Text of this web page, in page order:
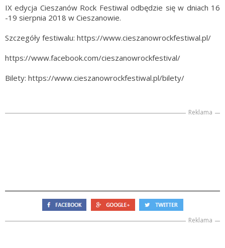
IX edycja Cieszanów Rock Festiwal odbędzie się w dniach 16
-19 sierpnia 2018 w Cieszanowie.
Szczegóły festiwalu: https://www.cieszanowrockfestiwal.pl/
https://www.facebook.com/cieszanowrockfestival/
Bilety: https://www.cieszanowrockfestiwal.pl/bilety/
Reklama
Reklama